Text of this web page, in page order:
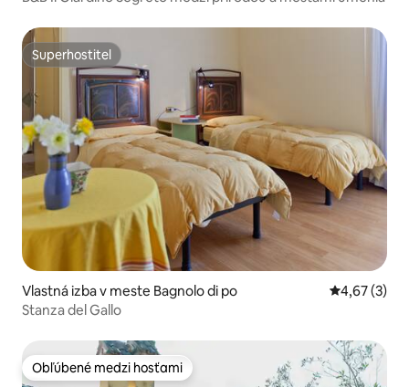
Superhostiteľ
Superhostiteľ
Vlastná izba v meste Bagnolo di po Priemerné
4,67 (3)
Stanza del Gallo
Obľúbené medzi hosťami
Obľúbené medzi hosťami